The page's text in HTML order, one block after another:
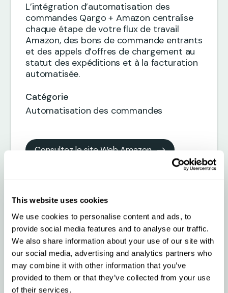
This website uses cookies
We use cookies to personalise content and ads, to
provide social media features and to analyse our traffic.
We also share information about your use of our site with
our social media, advertising and analytics partners who
may combine it with other information that you’ve
provided to them or that they’ve collected from your use
of their services.
Automatisez le flux des
commandes Amazon
directement vers Qargo
L’intégration d’automatisation des
commandes Qargo + Amazon centralise
chaque étape de votre flux de travail
Amazon, des bons de commande entrants
et des appels d’offres de chargement au
statut des expéditions et à la facturation
automatisée.
Catégorie
Automatisation des commandes
Consultez le site Web Amazon